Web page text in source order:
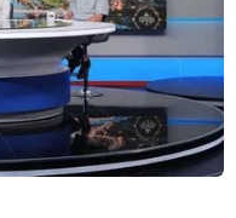
định sử dụng
trợ